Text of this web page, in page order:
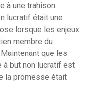
à une trahison
lucratif était une
lorsque les enjeux
membre du
que les
à but non lucratif est
la promesse était